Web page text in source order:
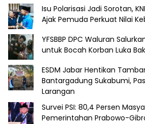
Isu Polarisasi Jadi Sorotan,
Ajak Pemuda Perkuat Nilai
YFSBBP DPC Waluran
untuk Bocah Korban Luka
ESDM Jabar Hentikan
Bantargadung Sukabumi,
Larangan
Survei PSI: 80,4 Persen
Pemerintahan Prabowo-